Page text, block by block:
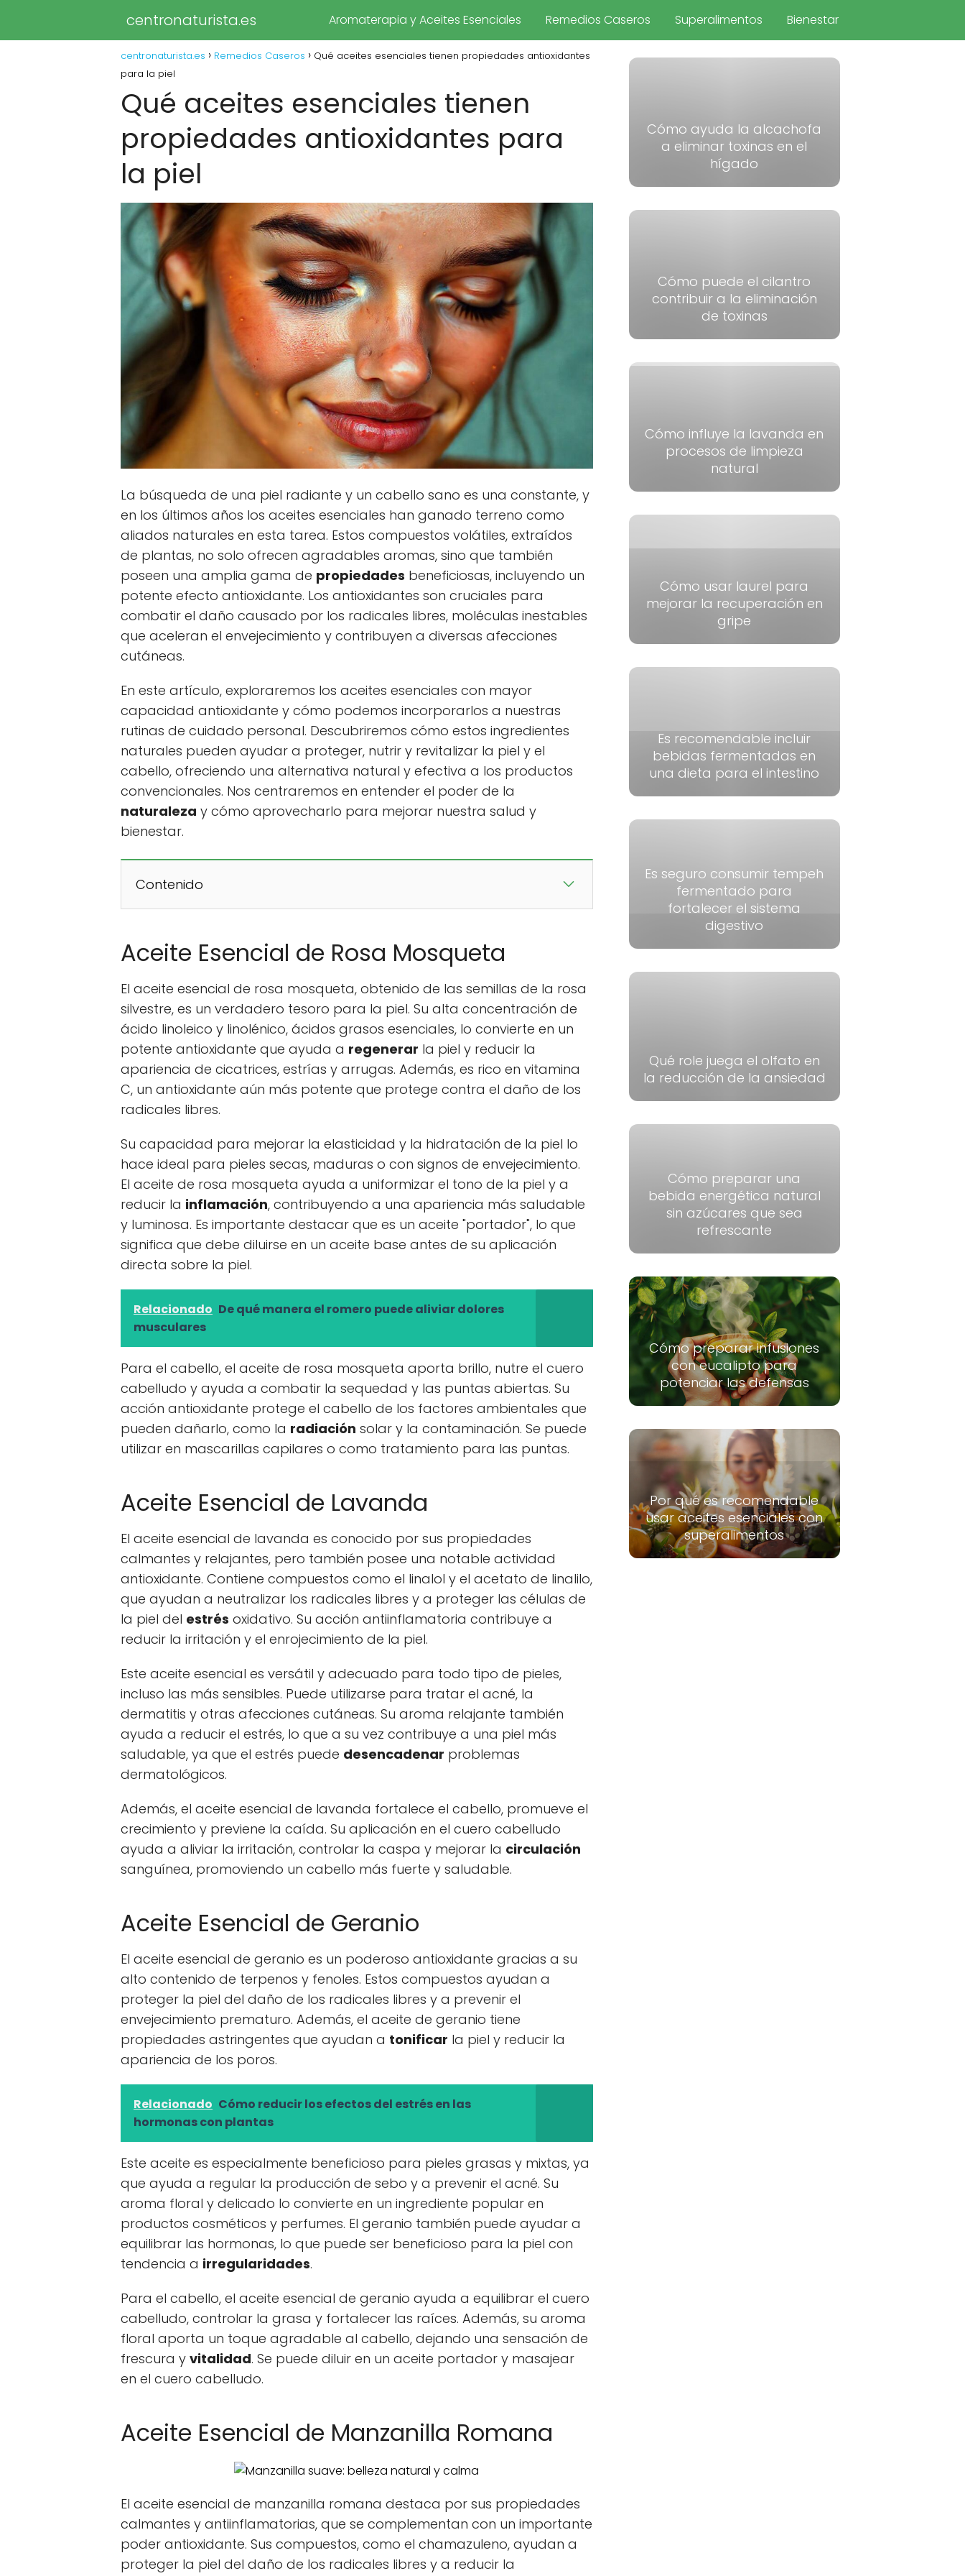
centronaturista.es Aromaterapia y Aceites Esenciales Remedios Caseros Superalimentos Bienestar
centronaturista.es Remedios Caseros
Qué aceites esenciales tienen propiedades antioxidantes
para la piel
Qué aceites esenciales tienen
propiedades antioxidantes para
la piel
La búsqueda de una piel radiante y un cabello sano es una constante, y
en los últimos años los aceites esenciales han ganado terreno como
aliados naturales en esta tarea. Estos compuestos volátiles, extraídos
de plantas, no solo ofrecen agradables aromas, sino que también
poseen una amplia gama de propiedades beneficiosas, incluyendo un
potente efecto antioxidante. Los antioxidantes son cruciales para
combatir el daño causado por los radicales libres, moléculas inestables
que aceleran el envejecimiento y contribuyen a diversas afecciones
cutáneas.
En este artículo, exploraremos los aceites esenciales con mayor
capacidad antioxidante y cómo podemos incorporarlos a nuestras
rutinas de cuidado personal. Descubriremos cómo estos ingredientes
naturales pueden ayudar a proteger, nutrir y revitalizar la piel y el
cabello, ofreciendo una alternativa natural y efectiva a los productos
convencionales. Nos centraremos en entender el poder de la
naturaleza y cómo aprovecharlo para mejorar nuestra salud y
bienestar.
Contenido
Aceite Esencial de Rosa Mosqueta
El aceite esencial de rosa mosqueta, obtenido de las semillas de la rosa
silvestre, es un verdadero tesoro para la piel. Su alta concentración de
ácido linoleico y linolénico, ácidos grasos esenciales, lo convierte en un
potente antioxidante que ayuda a regenerar la piel y reducir la
apariencia de cicatrices, estrías y arrugas. Además, es rico en vitamina
C, un antioxidante aún más potente que protege contra el daño de los
radicales libres.
Su capacidad para mejorar la elasticidad y la hidratación de la piel lo
hace ideal para pieles secas, maduras o con signos de envejecimiento.
El aceite de rosa mosqueta ayuda a uniformizar el tono de la piel y a
reducir la inflamación, contribuyendo a una apariencia más saludable
y luminosa. Es importante destacar que es un aceite "portador", lo que
significa que debe diluirse en un aceite base antes de su aplicación
directa sobre la piel.
Relacionado De qué manera el romero puede aliviar dolores
musculares
Para el cabello, el aceite de rosa mosqueta aporta brillo, nutre el cuero
cabelludo y ayuda a combatir la sequedad y las puntas abiertas. Su
acción antioxidante protege el cabello de los factores ambientales que
pueden dañarlo, como la radiación solar y la contaminación. Se puede
utilizar en mascarillas capilares o como tratamiento para las puntas.
Aceite Esencial de Lavanda
El aceite esencial de lavanda es conocido por sus propiedades
calmantes y relajantes, pero también posee una notable actividad
antioxidante. Contiene compuestos como el linalol y el acetato de linalilo,
que ayudan a neutralizar los radicales libres y a proteger las células de
la piel del estrés oxidativo. Su acción antiinflamatoria contribuye a
reducir la irritación y el enrojecimiento de la piel.
Este aceite esencial es versátil y adecuado para todo tipo de pieles,
incluso las más sensibles. Puede utilizarse para tratar el acné, la
dermatitis y otras afecciones cutáneas. Su aroma relajante también
ayuda a reducir el estrés, lo que a su vez contribuye a una piel más
saludable, ya que el estrés puede desencadenar problemas
dermatológicos.
Además, el aceite esencial de lavanda fortalece el cabello, promueve el
crecimiento y previene la caída. Su aplicación en el cuero cabelludo
ayuda a aliviar la irritación, controlar la caspa y mejorar la circulación
sanguínea, promoviendo un cabello más fuerte y saludable.
Aceite Esencial de Geranio
El aceite esencial de geranio es un poderoso antioxidante gracias a su
alto contenido de terpenos y fenoles. Estos compuestos ayudan a
proteger la piel del daño de los radicales libres y a prevenir el
envejecimiento prematuro. Además, el aceite de geranio tiene
propiedades astringentes que ayudan a tonificar la piel y reducir la
apariencia de los poros.
Relacionado Cómo reducir los efectos del estrés en las
hormonas con plantas
Este aceite es especialmente beneficioso para pieles grasas y mixtas, ya
que ayuda a regular la producción de sebo y a prevenir el acné. Su
aroma floral y delicado lo convierte en un ingrediente popular en
productos cosméticos y perfumes. El geranio también puede ayudar a
equilibrar las hormonas, lo que puede ser beneficioso para la piel con
tendencia a irregularidades.
Para el cabello, el aceite esencial de geranio ayuda a equilibrar el cuero
cabelludo, controlar la grasa y fortalecer las raíces. Además, su aroma
floral aporta un toque agradable al cabello, dejando una sensación de
frescura y vitalidad. Se puede diluir en un aceite portador y masajear
en el cuero cabelludo.
Aceite Esencial de Manzanilla Romana
El aceite esencial de manzanilla romana destaca por sus propiedades
calmantes y antiinflamatorias, que se complementan con un importante
poder antioxidante. Sus compuestos, como el chamazuleno, ayudan a
proteger la piel del daño de los radicales libres y a reducir la
Cómo ayuda la alcachofa
a eliminar toxinas en el
hígado
Cómo puede el cilantro
contribuir a la eliminación
de toxinas
Cómo influye la lavanda en
procesos de limpieza
natural
Cómo usar laurel para
mejorar la recuperación en
gripe
Es recomendable incluir
bebidas fermentadas en
una dieta para el intestino
Es seguro consumir tempeh
fermentado para
fortalecer el sistema
digestivo
Qué role juega el olfato en
la reducción de la ansiedad
Cómo preparar una
bebida energética natural
sin azúcares que sea
refrescante
Cómo preparar infusiones
con eucalipto para
potenciar las defensas
Por qué es recomendable
usar aceites esenciales con
superalimentos